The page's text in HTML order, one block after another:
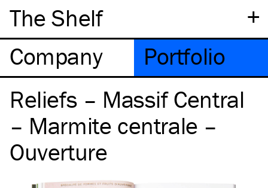
+
The Shelf
Company
Portfolio
Reliefs – Massif Central
– Marmite centrale –
Ouverture